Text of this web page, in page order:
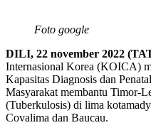
Foto google
DILI, 22 november 2022
Internasional Korea (KOICA)
Kapasitas Diagnosis dan
Masyarakat membantu Timor-
(Tuberkulosis) di lima
Covalima dan Baucau.